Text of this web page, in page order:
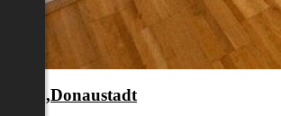
22.,Donaustadt